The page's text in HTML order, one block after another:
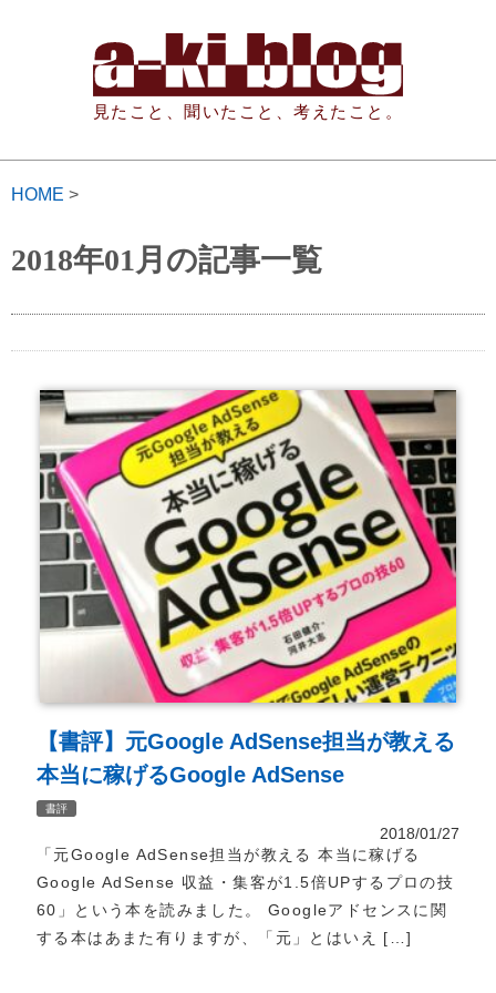
見たこと、聞いたこと、考えたこと。
HOME >
2018年01月の記事一覧
【書評】元Google AdSense担当が教える
本当に稼げるGoogle AdSense
書評
2018/01/27
「元Google AdSense担当が教える 本当に稼げる
Google AdSense 収益・集客が1.5倍UPするプロの技
60」という本を読みました。 Googleアドセンスに関
する本はあまた有りますが、「元」とはいえ […]